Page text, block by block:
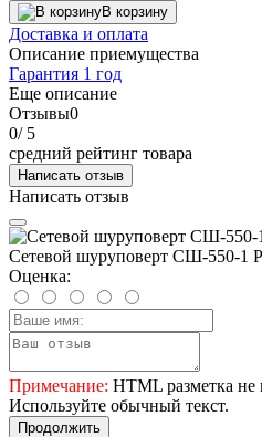
В корзину
Доставка и оплата
Описание приемущества
Гарантия 1 год
Еще описание
Отзывы0
0/ 5
средний рейтинг товара
Написать отзыв
Написать отзыв
Сетевой шуруповерт СШ-550-1
Оценка:
Примечание: HTML разметка не
Используйте обычный текст.
Продолжить